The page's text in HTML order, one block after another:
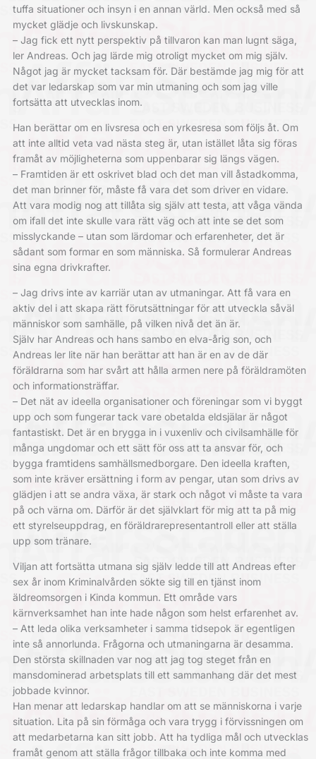
tuffa situationer och insyn i en annan värld. Men också med så
mycket glädje och livskunskap.
– Jag fick ett nytt perspektiv på tillvaron kan man lugnt säga,
ler Andreas. Och jag lärde mig otroligt mycket om mig själv.
Något jag är mycket tacksam för. Där bestämde jag mig för att
det var ledarskap som var min utmaning och som jag ville
fortsätta att utvecklas inom.
Han berättar om en livsresa och en yrkesresa som följs åt. Om
att inte alltid veta vad nästa steg är, utan istället låta sig föras
framåt av möjligheterna som uppenbarar sig längs vägen.
– Framtiden är ett oskrivet blad och det man vill åstadkomma,
det man brinner för, måste få vara det som driver en vidare.
Att vara modig nog att tillåta sig själv att testa, att våga vända
om ifall det inte skulle vara rätt väg och att inte se det som
misslyckande – utan som lärdomar och erfarenheter, det är
sådant som formar en som människa. Så formulerar Andreas
sina egna drivkrafter.
– Jag drivs inte av karriär utan av utmaningar. Att få vara en
aktiv del i att skapa rätt förutsättningar för att utveckla såväl
människor som samhälle, på vilken nivå det än är.
Själv har Andreas och hans sambo en elva-årig son, och
Andreas ler lite när han berättar att han är en av de där
föräldrarna som har svårt att hålla armen nere på föräldramöten
och informationsträffar.
– Det nät av ideella organisationer och föreningar som vi byggt
upp och som fungerar tack vare obetalda eldsjälar är något
fantastiskt. Det är en brygga in i vuxenliv och civilsamhälle för
många ungdomar och ett sätt för oss att ta ansvar för, och
bygga framtidens samhällsmedborgare. Den ideella kraften,
som inte kräver ersättning i form av pengar, utan som drivs av
glädjen i att se andra växa, är stark och något vi måste ta vara
på och värna om. Därför är det självklart för mig att ta på mig
ett styrelseuppdrag, en föräldrarepresentantroll eller att ställa
upp som tränare.
Viljan att fortsätta utmana sig själv ledde till att Andreas efter
sex år inom Kriminalvården sökte sig till en tjänst inom
äldreomsorgen i Kinda kommun. Ett område vars
kärnverksamhet han inte hade någon som helst erfarenhet av.
– Att leda olika verksamheter i samma tidsepok är egentligen
inte så annorlunda. Frågorna och utmaningarna är desamma.
Den största skillnaden var nog att jag tog steget från en
mansdominerad arbetsplats till ett sammanhang där det mest
jobbade kvinnor.
Han menar att ledarskap handlar om att se människorna i varje
situation. Lita på sin förmåga och vara trygg i förvissningen om
att medarbetarna kan sitt jobb. Att ha tydliga mål och utvecklas
framåt genom att ställa frågor tillbaka och inte komma med